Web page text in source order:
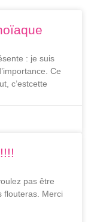
: je suis
Ce
c’estcette
pas être
flouteras. Merci